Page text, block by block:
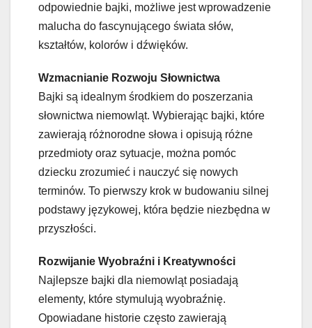
odpowiednie bajki, możliwe jest wprowadzenie
malucha do fascynującego świata słów,
kształtów, kolorów i dźwięków.
Wzmacnianie Rozwoju Słownictwa
Bajki są idealnym środkiem do poszerzania
słownictwa niemowląt. Wybierając bajki, które
zawierają różnorodne słowa i opisują różne
przedmioty oraz sytuacje, można pomóc
dziecku zrozumieć i nauczyć się nowych
terminów. To pierwszy krok w budowaniu silnej
podstawy językowej, która będzie niezbędna w
przyszłości.
Rozwijanie Wyobraźni i Kreatywności
Najlepsze bajki dla niemowląt posiadają
elementy, które stymulują wyobraźnię.
Opowiadane historie często zawierają